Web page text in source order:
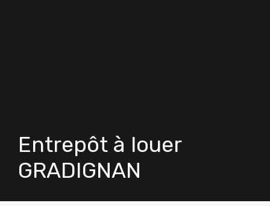
Entrepôt à louer
GRADIGNAN